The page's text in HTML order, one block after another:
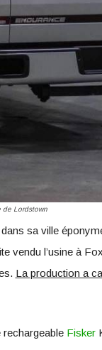
de Lordstown
sa ville
vendu l’usine à
La production a
rechargeable Fisker